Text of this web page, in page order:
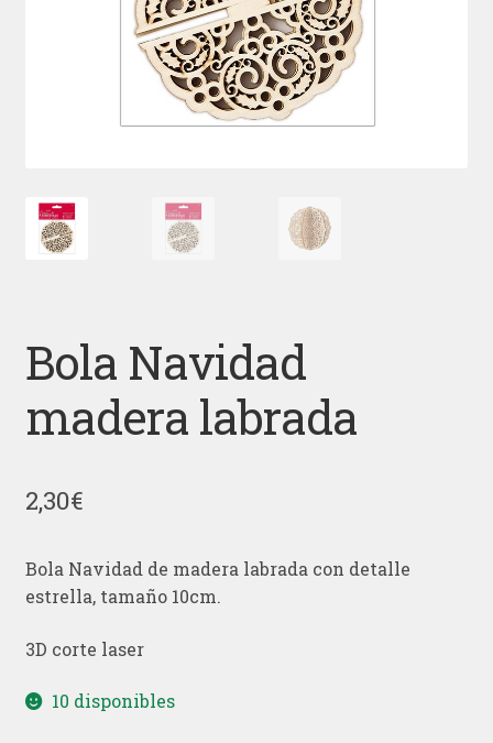
Bola Navidad
madera labrada
2,30€
Bola Navidad de madera labrada con detalle
estrella, tamaño 10cm.
3D corte laser
10 disponibles